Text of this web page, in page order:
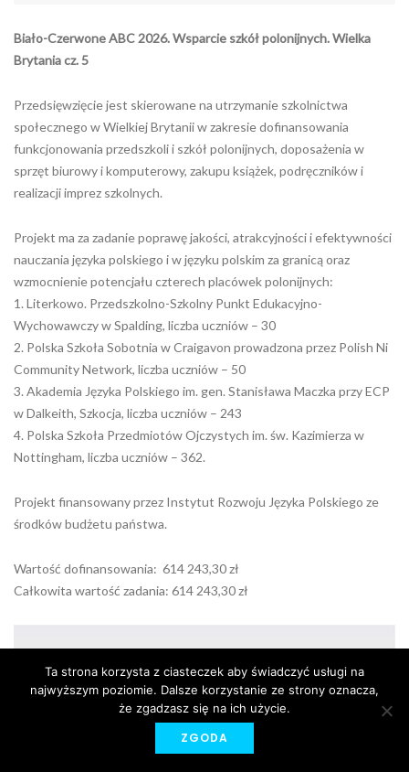
Biało-Czerwone ABC 2026. Wsparcie szkół polonijnych. Wielka
Brytania cz. 5
Przedsięwzięcie jest skierowane na utrzymanie szkolnictwa
społecznego w Wielkiej Brytanii w zakresie dofinansowania
funkcjonowania przedszkoli i szkół polonijnych, doposażenia w
sprzęt biurowy i komputerowy, zakupu książek, podręczników i
realizacji imprez szkolnych.
Projekt ma za zadanie poprawę jakości, atrakcyjności i efektywności
nauczania języka polskiego i w języku polskim za granicą oraz
wzmocnienie potencjału czterech placówek polonijnych:
1. Literkowo. Przedszkolno-Szkolny Punkt Edukacyjno-
Wychowawczy w Spalding, liczba uczniów – 30
2. Polska Szkoła Sobotnia w Craigavon prowadzona przez Polish Ni
Community Network, liczba uczniów – 50
3. Akademia Języka Polskiego im. gen. Stanisława Maczka przy ECP
w Dalkeith, Szkocja, liczba uczniów – 243
4. Polska Szkoła Przedmiotów Ojczystych im. św. Kazimierza w
Nottingham, liczba uczniów – 362.
Projekt finansowany przez Instytut Rozwoju Języka Polskiego ze
środków budżetu państwa.
Wartość dofinansowania: 614 243,30 zł
Całkowita wartość zadania: 614 243,30 zł
Ta strona korzysta z ciasteczek aby świadczyć usługi na
najwyższym poziomie. Dalsze korzystanie ze strony oznacza,
że zgadzasz się na ich użycie.
ZGODA